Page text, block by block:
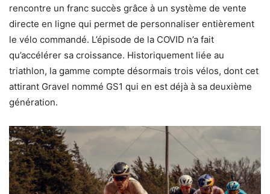
rencontre un franc succès grâce à un système de vente
directe en ligne qui permet de personnaliser entièrement
le vélo commandé. L’épisode de la COVID n’a fait
qu’accélérer sa croissance. Historiquement liée au
triathlon, la gamme compte désormais trois vélos, dont cet
attirant Gravel nommé GS1 qui en est déjà à sa deuxième
génération.